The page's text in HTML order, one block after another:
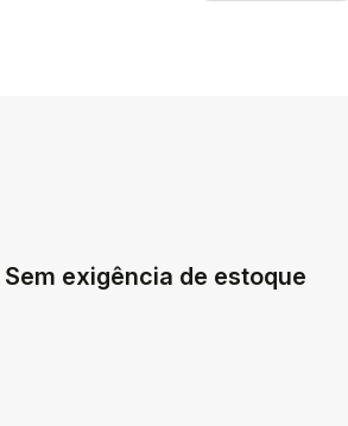
Sem exigência de estoque